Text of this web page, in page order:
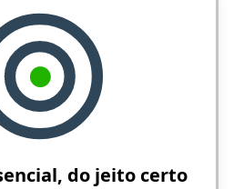
do jeito certo